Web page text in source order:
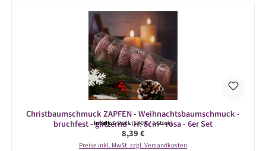
Christbaumschmuck ZAPFEN - Weihnachtsbaumschmuck -
bruchfest - glitzernd - H: 8cm - rosa - 6er Set
Inhalt:6 Stück(1,40 € / 1 Stück)
Regulärer Preis:
8,39 €
Preise inkl. MwSt. zzgl. Versandkosten